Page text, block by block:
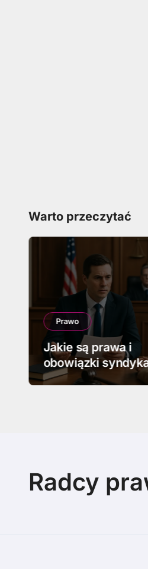
Warto przeczytać
Prawo
Jakie są prawa i
obowiązki
upadłości
Radcy